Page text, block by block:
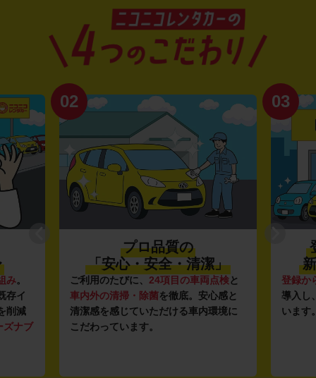
み。
存イ
削減
ズナブ
02
プロ品質の
「安心・安全・清潔」
ご利用のたびに、 24項目の車両点検と
車内外の清掃・除菌を徹底。安心感と
清潔感を感じていただける車内環境に
こだわっています。
03
登録か
導入し
います